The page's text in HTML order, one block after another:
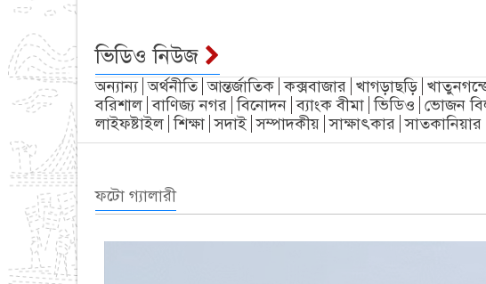
ভিডিও নিউজ
অন্যান্য অর্থনীতি আন্তর্জাতিক কক্সবাজার খাগড়াছড়ি
বরিশাল বাণিজ্য নগর বিনোদন ব্যাংক বীমা ভিডিও ভোজন
লাইফষ্টাইল শিক্ষা সদাই সম্পাদকীয় সাক্ষাৎকার
ফটো গ্যালারী